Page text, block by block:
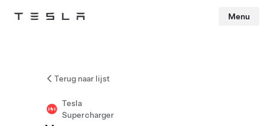
Tesla Menu
Terug naar lijst
Tesla
Supercharger